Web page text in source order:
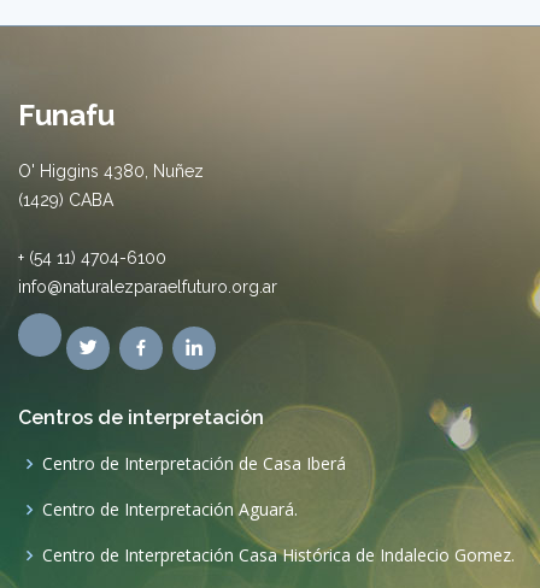
Funafu
O' Higgins 4380, Nuñez
(1429) CABA
+ (54 11) 4704-6100
info@naturalezparaelfuturo.org.ar
Centros de interpretación
Centro de Interpretación de Casa Iberá
Centro de Interpretación Aguará.
Centro de Interpretación Casa Histórica de Indalecio Gomez.